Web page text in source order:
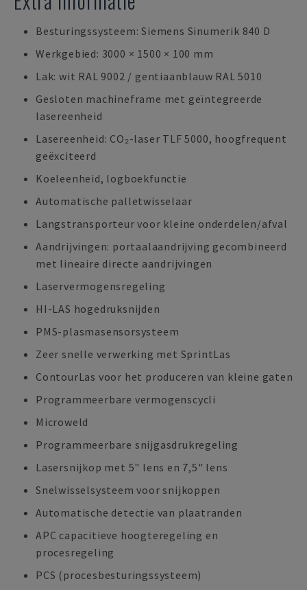
Besturingssysteem: Siemens Sinumerik 840 D
Werkgebied: 3000 × 1500 × 100 mm
Lak: wit RAL 9002 / gentiaanblauw RAL 5010
Gesloten machineframe met geïntegreerde
lasereenheid
Lasereenheid: CO₂-laser TLF 5000, hoogfrequent
geëxciteerd
Koeleenheid, logboekfunctie
Automatische palletwisselaar
Langstransporteur voor kleine onderdelen/afval
Aandrijvingen: portaalaandrijving gecombineerd
met lineaire directe aandrijvingen
Laservermogensregeling
HI-LAS hogedruksnijden
PMS-plasmasensorsysteem
Zeer snelle verwerking met SprintLas
ContourLas voor het produceren van kleine gaten
Programmeerbare vermogenscycli
Microweld
Programmeerbare snijgasdrukregeling
Lasersnijkop met 5" lens en 7,5" lens
Snelwisselsysteem voor snijkoppen
Automatische detectie van plaatranden
APC capacitieve hoogteregeling en
procesregeling
PCS (procesbesturingssysteem)